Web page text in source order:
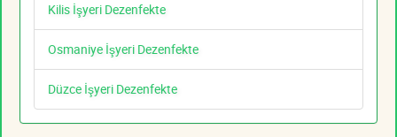
Kilis İşyeri Dezenfekte
Osmaniye İşyeri Dezenfekte
Düzce İşyeri Dezenfekte